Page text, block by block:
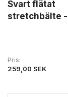
Svart flätat
stretchbälte -
Pris
259,00 SEK